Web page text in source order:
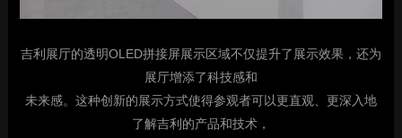
吉利展厅的透明OLED拼接屏展示区域不仅提升了展示效果，还为
展厅增添了科技感和
未来感。这种创新的展示方式使得参观者可以更直观、更深入地
了解吉利的产品和技术，